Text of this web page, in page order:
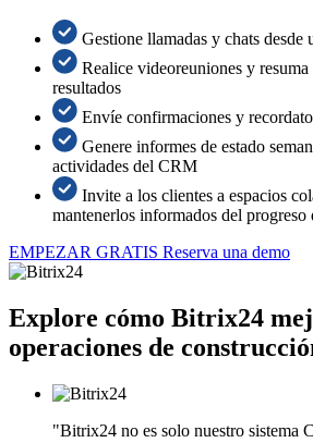
Gestione llamadas y chats desde
Realice videoreuniones y
resultados
Envíe confirmaciones y
Genere informes de estado
actividades del CRM
Invite a los clientes a espacios
mantenerlos informados del progreso
EMPEZAR GRATIS Reserva una demo
Explore cómo Bitrix24
operaciones de
"Bitrix24 no es solo nuestro sistema